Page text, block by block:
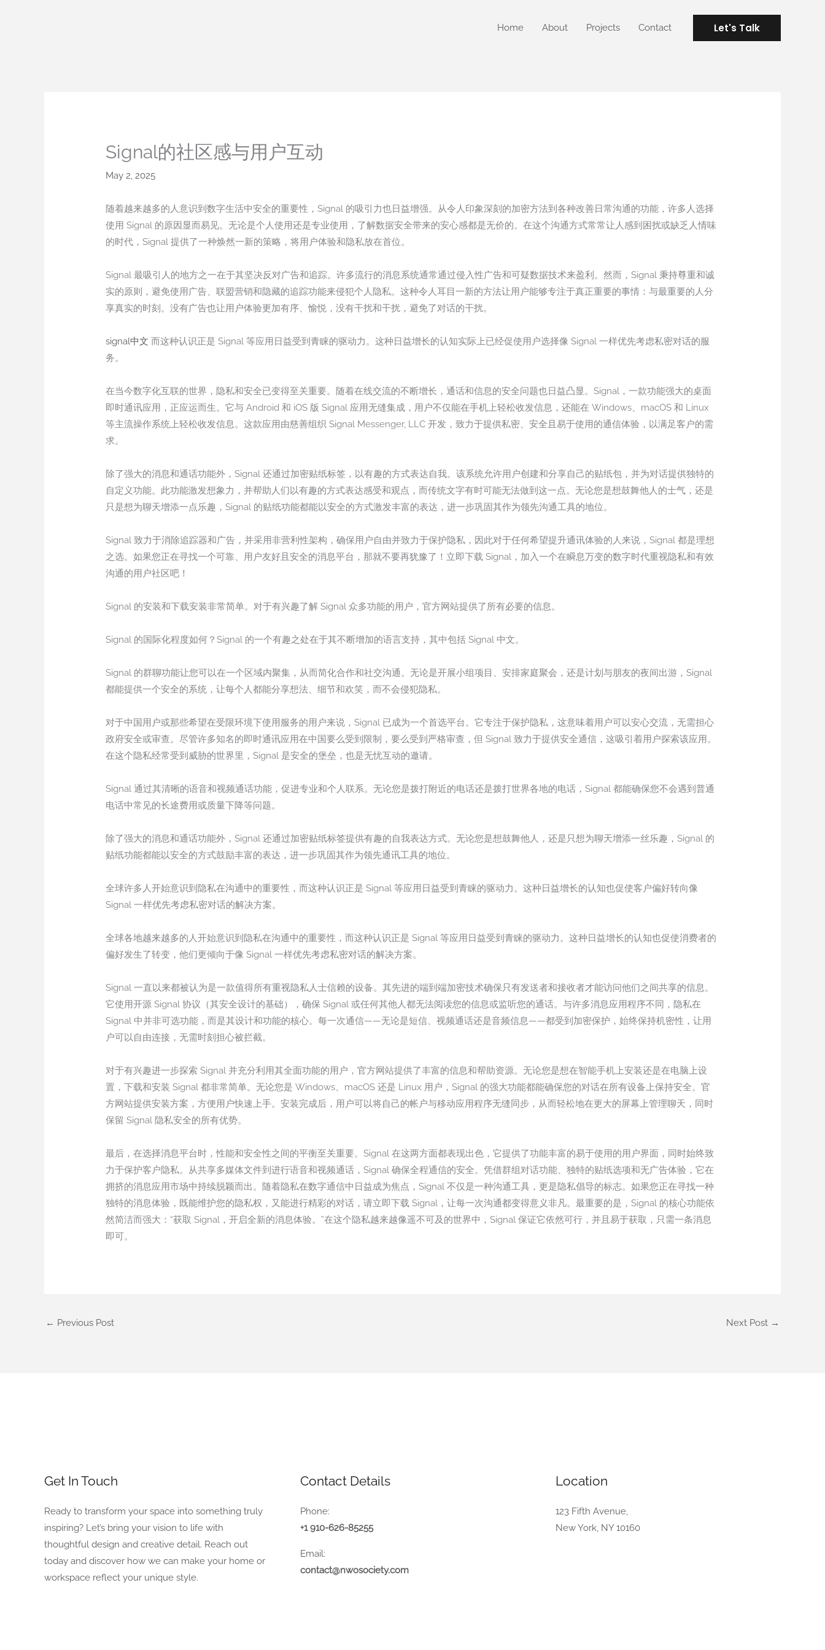
Home About Projects Contact Let's Talk
Signal的社区感与用户互动
May 2, 2025
随着越来越多的人意识到数字生活中安全的重要性，Signal 的吸引力也日益增强。从令人印象深刻的加密方法到各种改善日常沟通的功能，许多人选择
使用 Signal 的原因显而易见。无论是个人使用还是专业使用，了解数据安全带来的安心感都是无价的。在这个沟通方式常常让人感到困扰或缺乏人情味
的时代，Signal 提供了一种焕然一新的策略，将用户体验和隐私放在首位。
Signal 最吸引人的地方之一在于其坚决反对广告和追踪。许多流行的消息系统通常通过侵入性广告和可疑数据技术来盈利。然而，Signal 秉持尊重和诚
实的原则，避免使用广告、联盟营销和隐藏的追踪功能来侵犯个人隐私。这种令人耳目一新的方法让用户能够专注于真正重要的事情：与最重要的人分
享真实的时刻。没有广告也让用户体验更加有序、愉悦，没有干扰和干扰，避免了对话的干扰。
signal中文 而这种认识正是 Signal 等应用日益受到青睐的驱动力。这种日益增长的认知实际上已经促使用户选择像 Signal 一样优先考虑私密对话的服
务。
在当今数字化互联的世界，隐私和安全已变得至关重要。随着在线交流的不断增长，通话和信息的安全问题也日益凸显。Signal，一款功能强大的桌面
即时通讯应用，正应运而生。它与 Android 和 iOS 版 Signal 应用无缝集成，用户不仅能在手机上轻松收发信息，还能在 Windows、macOS 和 Linux
等主流操作系统上轻松收发信息。这款应用由慈善组织 Signal Messenger, LLC 开发，致力于提供私密、安全且易于使用的通信体验，以满足客户的需
求。
除了强大的消息和通话功能外，Signal 还通过加密贴纸标签，以有趣的方式表达自我。该系统允许用户创建和分享自己的贴纸包，并为对话提供独特的
自定义功能。此功能激发想象力，并帮助人们以有趣的方式表达感受和观点，而传统文字有时可能无法做到这一点。无论您是想鼓舞他人的士气，还是
只是想为聊天增添一点乐趣，Signal 的贴纸功能都能以安全的方式激发丰富的表达，进一步巩固其作为领先沟通工具的地位。
Signal 致力于消除追踪器和广告，并采用非营利性架构，确保用户自由并致力于保护隐私，因此对于任何希望提升通讯体验的人来说，Signal 都是理想
之选。如果您正在寻找一个可靠、用户友好且安全的消息平台，那就不要再犹豫了！立即下载 Signal，加入一个在瞬息万变的数字时代重视隐私和有效
沟通的用户社区吧！
Signal 的安装和下载安装非常简单。对于有兴趣了解 Signal 众多功能的用户，官方网站提供了所有必要的信息。
Signal 的国际化程度如何？Signal 的一个有趣之处在于其不断增加的语言支持，其中包括 Signal 中文。
Signal 的群聊功能让您可以在一个区域内聚集，从而简化合作和社交沟通。无论是开展小组项目、安排家庭聚会，还是计划与朋友的夜间出游，Signal
都能提供一个安全的系统，让每个人都能分享想法、细节和欢笑，而不会侵犯隐私。
对于中国用户或那些希望在受限环境下使用服务的用户来说，Signal 已成为一个首选平台。它专注于保护隐私，这意味着用户可以安心交流，无需担心
政府安全或审查。尽管许多知名的即时通讯应用在中国要么受到限制，要么受到严格审查，但 Signal 致力于提供安全通信，这吸引着用户探索该应用。
在这个隐私经常受到威胁的世界里，Signal 是安全的堡垒，也是无忧互动的邀请。
Signal 通过其清晰的语音和视频通话功能，促进专业和个人联系。无论您是拨打附近的电话还是拨打世界各地的电话，Signal 都能确保您不会遇到普通
电话中常见的长途费用或质量下降等问题。
除了强大的消息和通话功能外，Signal 还通过加密贴纸标签提供有趣的自我表达方式。无论您是想鼓舞他人，还是只想为聊天增添一丝乐趣，Signal 的
贴纸功能都能以安全的方式鼓励丰富的表达，进一步巩固其作为领先通讯工具的地位。
全球许多人开始意识到隐私在沟通中的重要性，而这种认识正是 Signal 等应用日益受到青睐的驱动力。这种日益增长的认知也促使客户偏好转向像
Signal 一样优先考虑私密对话的解决方案。
全球各地越来越多的人开始意识到隐私在沟通中的重要性，而这种认识正是 Signal 等应用日益受到青睐的驱动力。这种日益增长的认知也促使消费者的
偏好发生了转变，他们更倾向于像 Signal 一样优先考虑私密对话的解决方案。
Signal 一直以来都被认为是一款值得所有重视隐私人士信赖的设备。其先进的端到端加密技术确保只有发送者和接收者才能访问他们之间共享的信息。
它使用开源 Signal 协议（其安全设计的基础），确保 Signal 或任何其他人都无法阅读您的信息或监听您的通话。与许多消息应用程序不同，隐私在
Signal 中并非可选功能，而是其设计和功能的核心。每一次通信——无论是短信、视频通话还是音频信息——都受到加密保护，始终保持机密性，让用
户可以自由连接，无需时刻担心被拦截。
对于有兴趣进一步探索 Signal 并充分利用其全面功能的用户，官方网站提供了丰富的信息和帮助资源。无论您是想在智能手机上安装还是在电脑上设
置，下载和安装 Signal 都非常简单。无论您是 Windows、macOS 还是 Linux 用户，Signal 的强大功能都能确保您的对话在所有设备上保持安全。官
方网站提供安装方案，方便用户快速上手。安装完成后，用户可以将自己的帐户与移动应用程序无缝同步，从而轻松地在更大的屏幕上管理聊天，同时
保留 Signal 隐私安全的所有优势。
最后，在选择消息平台时，性能和安全性之间的平衡至关重要。Signal 在这两方面都表现出色，它提供了功能丰富的易于使用的用户界面，同时始终致
力于保护客户隐私。从共享多媒体文件到进行语音和视频通话，Signal 确保全程通信的安全。凭借群组对话功能、独特的贴纸选项和无广告体验，它在
拥挤的消息应用市场中持续脱颖而出。随着隐私在数字通信中日益成为焦点，Signal 不仅是一种沟通工具，更是隐私倡导的标志。如果您正在寻找一种
独特的消息体验，既能维护您的隐私权，又能进行精彩的对话，请立即下载 Signal，让每一次沟通都变得意义非凡。最重要的是，Signal 的核心功能依
然简洁而强大：“获取 Signal，开启全新的消息体验。”在这个隐私越来越像遥不可及的世界中，Signal 保证它依然可行，并且易于获取，只需一条消息
即可。
← Previous Post Next Post →
Get In Touch
Ready to transform your space into something truly
inspiring? Let’s bring your vision to life with
thoughtful design and creative detail. Reach out
today and discover how we can make your home or
workspace reflect your unique style.
Contact Details
Phone:
+1 910-626-85255
Email:
contact@nwosociety.com
Location
123 Fifth Avenue,
New York, NY 10160